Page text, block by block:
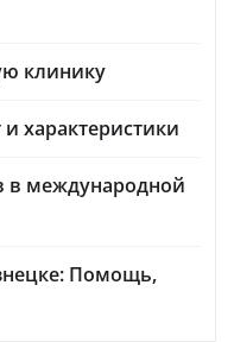
клинику
характеристики
в международной
Помощь,